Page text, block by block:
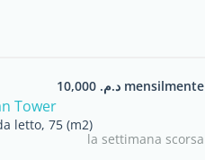
د.م. 10,000 mensilmente
Tower
letto, 75 (m2)
la settimana scorsa